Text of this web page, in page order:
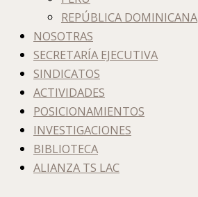
REPÚBLICA DOMINICANA
NOSOTRAS
SECRETARÍA EJECUTIVA
SINDICATOS
ACTIVIDADES
POSICIONAMIENTOS
INVESTIGACIONES
BIBLIOTECA
ALIANZA TS LAC